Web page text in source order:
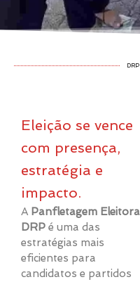
Eleição se vence
com presença,
estratégia e
impacto.
A Panfletagem
DRP é uma das
estratégias mais
eficientes para
candidatos e partidos